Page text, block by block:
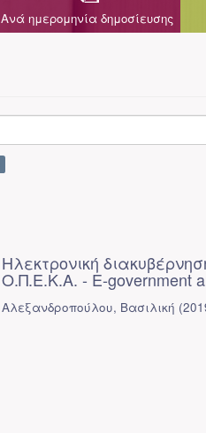
Ανά ημερομηνία δημοσίευσης
Ηλεκτρονική
Ο.Π.Ε.Κ.Α. - E-government
Αλεξανδροπούλου, Βασιλική (